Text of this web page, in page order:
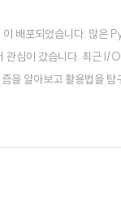
배포되었습니다. 많은
심이 갔습니다. 최근
을 알아보고 활용법을